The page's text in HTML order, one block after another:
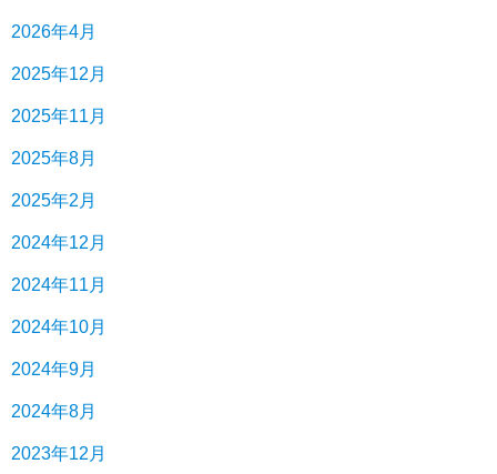
2026年4月
2025年12月
2025年11月
2025年8月
2025年2月
2024年12月
2024年11月
2024年10月
2024年9月
2024年8月
2023年12月